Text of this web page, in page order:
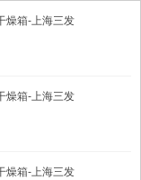
燥箱-上海三发
燥箱-上海三发
燥箱-上海三发